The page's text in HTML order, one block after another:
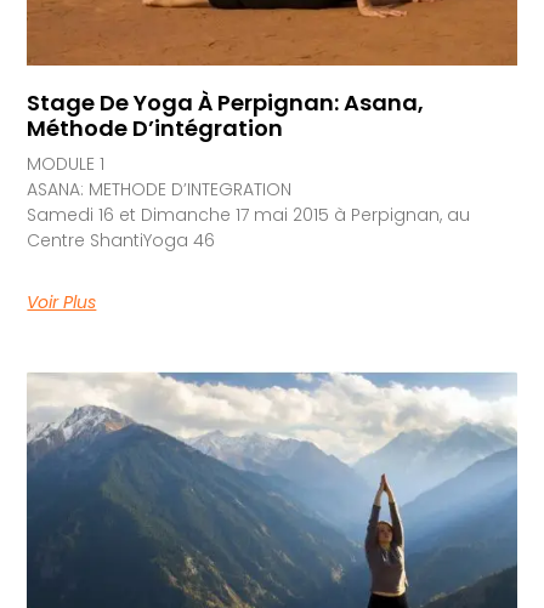
Stage De Yoga À Perpignan: Asana,
Méthode D’intégration
MODULE 1
ASANA: METHODE D’INTEGRATION
Samedi 16 et Dimanche 17 mai 2015 à Perpignan, au
Centre ShantiYoga 46
Voir Plus